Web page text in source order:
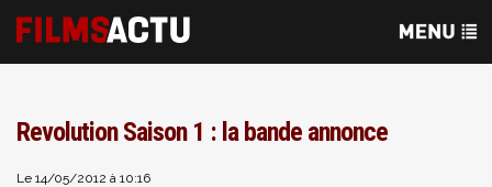
Revolution Saison 1 : la bande annonce
Le 14/05/2012 à 10:16